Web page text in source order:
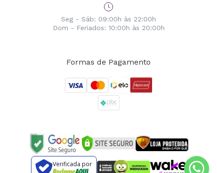
Seg - Sáb: 09:00h às 22:00h
Dom - Feriados: 10:00h às 20:00h
Formas de Pagamento
Verificada por